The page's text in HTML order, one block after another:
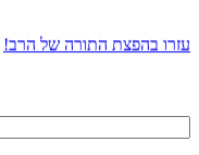
עזרו בהפצת התורה של הרב!